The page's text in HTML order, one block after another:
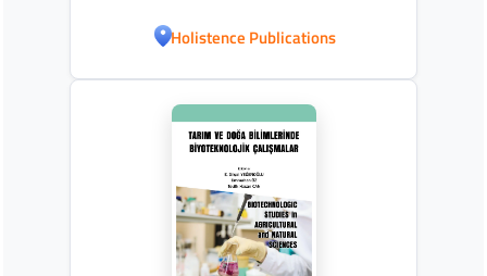
Holistence Publications